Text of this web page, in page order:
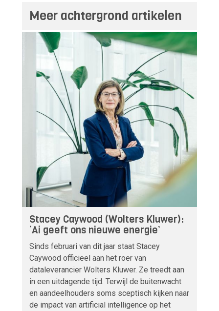
Meer achtergrond artikelen
Stacey Caywood (Wolters Kluwer):
‘Ai geeft ons nieuwe energie’
Sinds februari van dit jaar staat Stacey
Caywood officieel aan het roer van
dataleverancier Wolters Kluwer. Ze treedt aan
in een uitdagende tijd. Terwijl de buitenwacht
en aandeelhouders soms sceptisch kijken naar
de impact van artificial intelligence op het